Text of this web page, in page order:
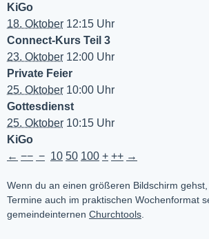
KiGo
18. Oktober 12:15 Uhr
Connect-Kurs Teil 3
23. Oktober 12:00 Uhr
Private Feier
25. Oktober 10:00 Uhr
Gottesdienst
25. Oktober 10:15 Uhr
KiGo
← −− − 10 50 100 + ++ →
Wenn du an einen größeren Bildschirm
Termine auch im praktischen Wochenformat
gemeindeinternen Churchtools